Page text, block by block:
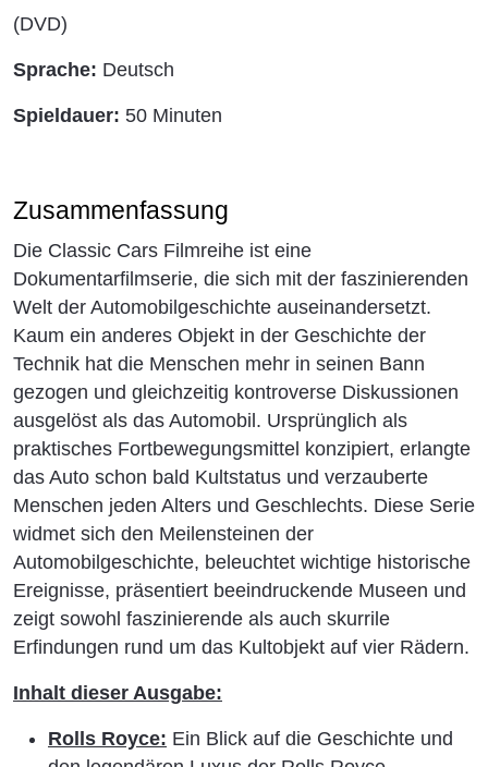
(DVD)
Sprache: Deutsch
Spieldauer: 50 Minuten
Zusammenfassung
Die Classic Cars Filmreihe ist eine
Dokumentarfilmserie, die sich mit der faszinierenden
Welt der Automobilgeschichte auseinandersetzt.
Kaum ein anderes Objekt in der Geschichte der
Technik hat die Menschen mehr in seinen Bann
gezogen und gleichzeitig kontroverse Diskussionen
ausgelöst als das Automobil. Ursprünglich als
praktisches Fortbewegungsmittel konzipiert, erlangte
das Auto schon bald Kultstatus und verzauberte
Menschen jeden Alters und Geschlechts. Diese Serie
widmet sich den Meilensteinen der
Automobilgeschichte, beleuchtet wichtige historische
Ereignisse, präsentiert beeindruckende Museen und
zeigt sowohl faszinierende als auch skurrile
Erfindungen rund um das Kultobjekt auf vier Rädern.
Inhalt dieser Ausgabe:
Rolls Royce: Ein Blick auf die Geschichte und